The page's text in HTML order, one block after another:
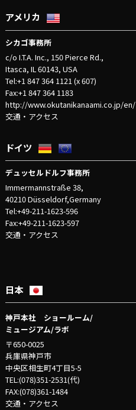
アメリカ
シカゴ事務所
c/o I.T.A. Inc., 150 Pierce Rd.,
Itasca, IL 60143, USA
Tel:+1 847 364 1121 (x 607)
Fax:+1 847 364 1183
http://www.okutanikanaami.co.jp/en/
交通・アクセス
ドイツ
デュッセルドルフ事務所
Immermannstraße 38,
40210 Düsseldorf,Germany
Tel:+49-211-1623-596
Fax:+49-211-1623-597
交通・アクセス
日本
神戸本社 ショールーム/
ミュージアム/ラボ
〒650-0025
兵庫県神戸市
中央区相生町4丁目5-5
TEL:(078)351-2531(代)
FAX:(078)361-1484
交通・アクセス